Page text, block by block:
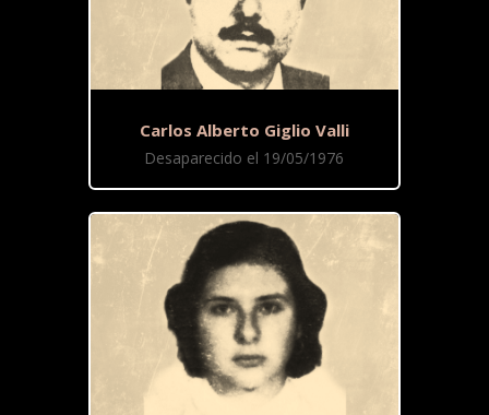
Carlos Alberto Giglio Valli
Desaparecido el 19/05/1976